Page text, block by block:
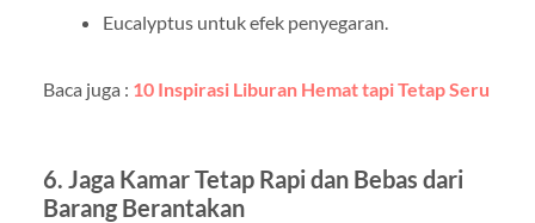
Eucalyptus untuk efek penyegaran.
Baca juga : 10 Inspirasi Liburan Hemat tapi Tetap Seru
6. Jaga Kamar Tetap Rapi dan Bebas dari
Barang Berantakan